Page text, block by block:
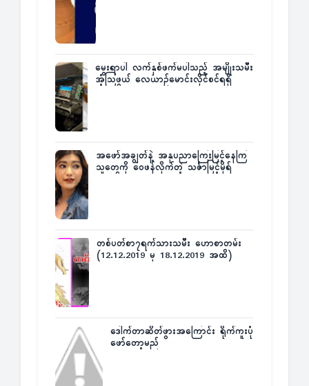
မွေးရာပါ လက်နှစ်ဖက်မပါသည့် အမျိုးသမီး
အံ့သြဖွယ် လေယာဉ်မောင်းလိုင်စင်ရရှိ
အဖော်အချွတ်နဲ့ အနုပညာကြေးမြင့်နေကြ
သူတွေကို ဝေဖန်လိုက်တဲ့ သင်္ဇာမြင့်မိုရ်
တစ်ပတ်စာ၇ရက်သားသမီး ဟောစာတမ်း
(12.12.2019 မှ 18.12.2019 အထိ)
ဒေါက်တာဆိတ်ဖွားအကြောင်း ရိုက်ကူးပုံ
ဖော်တော့မည်